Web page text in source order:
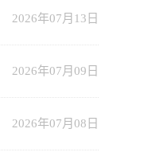
2026年07月13日
2026年07月09日
2026年07月08日